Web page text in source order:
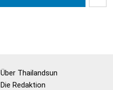
Über Thailandsun
Die Redaktion